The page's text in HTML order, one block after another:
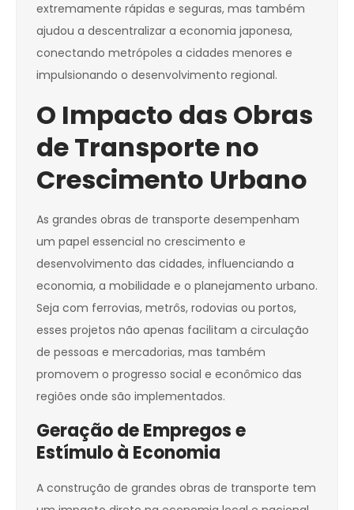
extremamente rápidas e seguras, mas também
ajudou a descentralizar a economia japonesa,
conectando metrópoles a cidades menores e
impulsionando o desenvolvimento regional.
O Impacto das Obras
de Transporte no
Crescimento Urbano
As grandes obras de transporte desempenham
um papel essencial no crescimento e
desenvolvimento das cidades, influenciando a
economia, a mobilidade e o planejamento urbano.
Seja com ferrovias, metrôs, rodovias ou portos,
esses projetos não apenas facilitam a circulação
de pessoas e mercadorias, mas também
promovem o progresso social e econômico das
regiões onde são implementados.
Geração de Empregos e
Estímulo à Economia
A construção de grandes obras de transporte tem